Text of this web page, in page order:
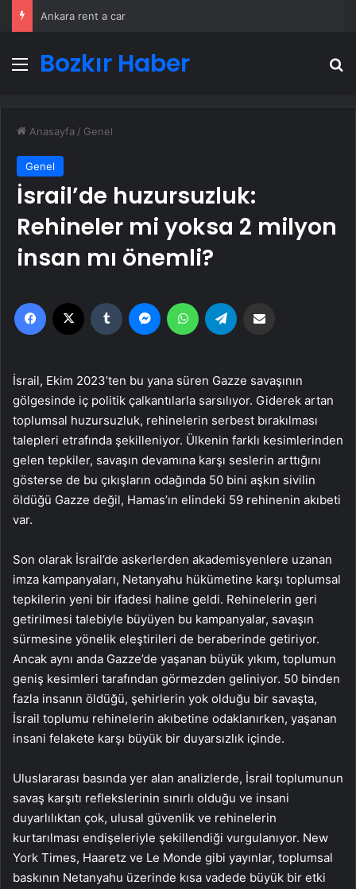
Ankara rent a car
Menü
Bozkır Haber
Anasayfa / Genel
Genel
İsrail’de huzursuzluk:
Rehineler mi yoksa 2 milyon
insan mı önemli?
Facebook Tumblr MessengerWhatsApp
İsrail, Ekim 2023’ten bu yana süren Gazze savaşının
gölgesinde iç politik çalkantılarla sarsılıyor. Giderek artan
toplumsal huzursuzluk, rehinelerin serbest bırakılması
talepleri etrafında şekilleniyor. Ülkenin farklı kesimlerinden
gelen tepkiler, savaşın devamına karşı seslerin arttığını
gösterse de bu çıkışların odağında 50 bini aşkın sivilin
öldüğü Gazze değil, Hamas’ın elindeki 59 rehinenin akıbeti
var.
Son olarak İsrail’de askerlerden akademisyenlere uzanan
imza kampanyaları, Netanyahu hükümetine karşı toplumsal
tepkilerin yeni bir ifadesi haline geldi. Rehinelerin geri
getirilmesi talebiyle büyüyen bu kampanyalar, savaşın
sürmesine yönelik eleştirileri de beraberinde getiriyor.
Ancak aynı anda Gazze’de yaşanan büyük yıkım, toplumun
geniş kesimleri tarafından görmezden geliniyor. 50 binden
fazla insanın öldüğü, şehirlerin yok olduğu bir savaşta,
İsrail toplumu rehinelerin akıbetine odaklanırken, yaşanan
insani felakete karşı büyük bir duyarsızlık içinde.
Uluslararası basında yer alan analizlerde, İsrail toplumunun
savaş karşıtı reflekslerinin sınırlı olduğu ve insani
duyarlılıktan çok, ulusal güvenlik ve rehinelerin
kurtarılması endişeleriyle şekillendiği vurgulanıyor. New
York Times, Haaretz ve Le Monde gibi yayınlar, toplumsal
baskının Netanyahu üzerinde kısa vadede büyük bir etki